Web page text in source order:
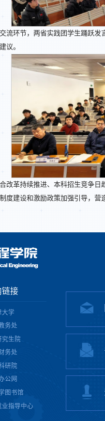
流环节，两省实践团学生踊跃
议。
改革持续推进、本科招生竞争
度建设和激励政策加强引导，营
链接
大学
务处
究生院
务处
研院
公网
图书馆
业指导中心